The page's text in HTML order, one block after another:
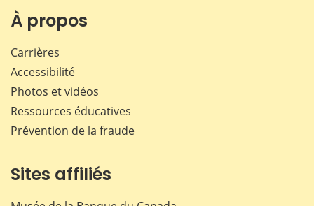
À propos
Carrières
Accessibilité
Photos et vidéos
Ressources éducatives
Prévention de la fraude
Sites affiliés